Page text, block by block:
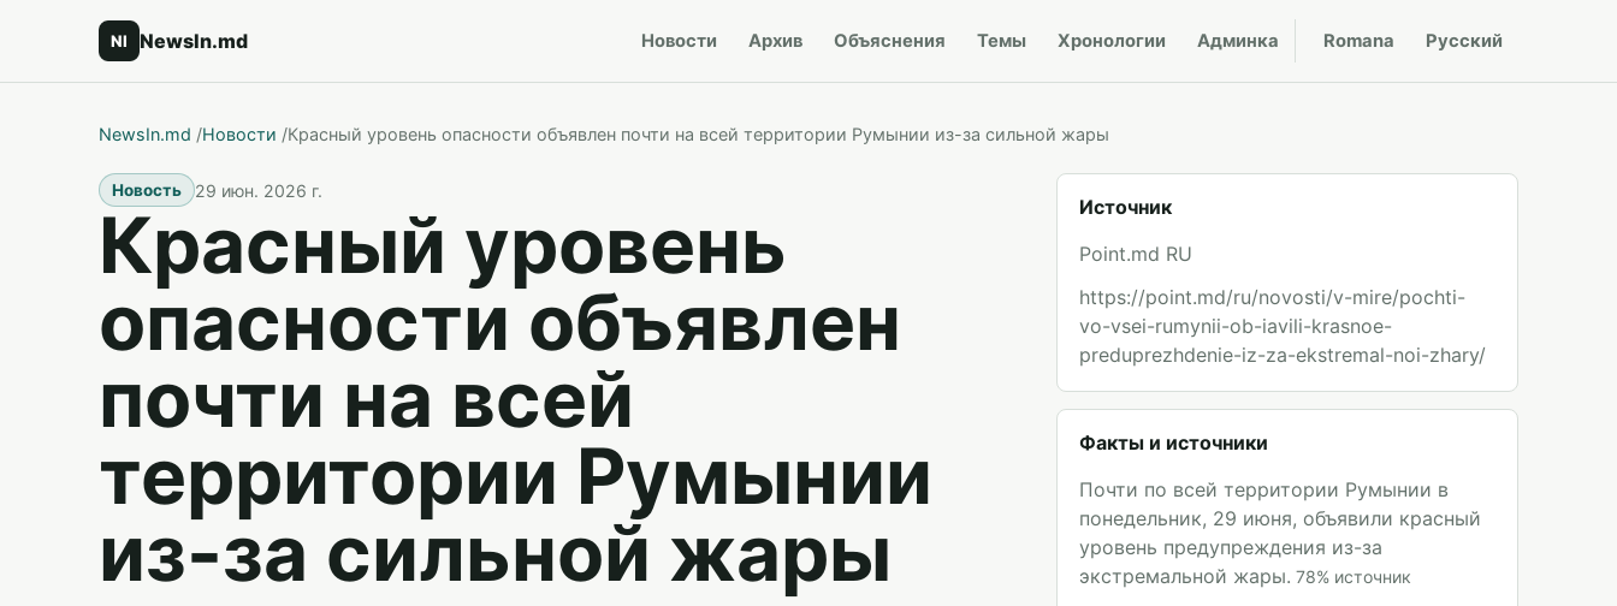
NI NewsIn.md Новости Архив Объяснения Темы Хронологии Админка Romana Русский
NewsIn.md /Новости /Красный уровень опасности объявлен почти на всей территории Румынии из-за сильной жары
Новость 29 июн. 2026 г.
Красный уровень
опасности объявлен
почти на всей
территории Румынии
из-за сильной жары
Источник
Point.md RU
https://point.md/ru/novosti/v-mire/pochti-
vo-vsei-rumynii-ob-iavili-krasnoe-
preduprezhdenie-iz-za-ekstremal-noi-zhary/
Факты и источники
Почти по всей территории Румынии в
понедельник, 29 июня, объявили красный
уровень предупреждения из-за
экстремальной жары. 78% источник